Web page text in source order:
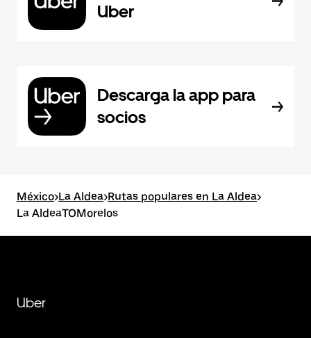
Uber
Descarga la app para
socios
México>La Aldea>Rutas populares en La Aldea>
La AldeaTOMorelos
Uber